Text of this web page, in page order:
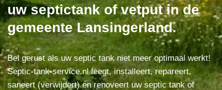
uw septictank of vetput in de
gemeente Lansingerland.
Bel gerust als uw septic tank niet meer optimaal werkt!
Septic-tank-service.nl leegt, installeert, repareert,
saneert (verwijdert) en renoveert uw septic tank of